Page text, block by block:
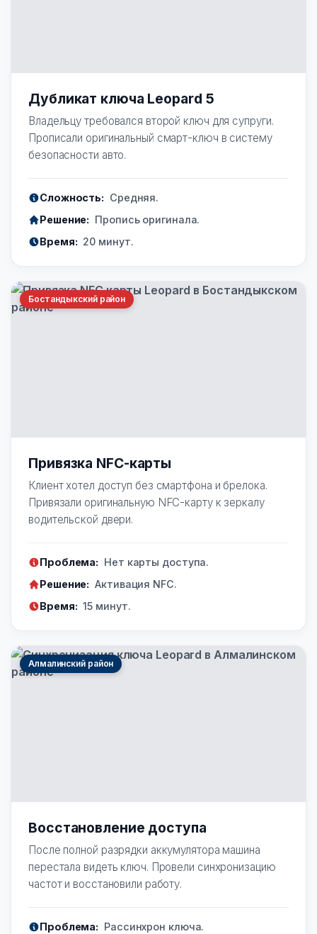
Дубликат ключа Leopard 5
Владельцу требовался второй ключ для супруги.
Прописали оригинальный смарт-ключ в систему
безопасности авто.
Сложность: Средняя.
Решение: Пропись оригинала.
Время: 20 минут.
Бостандыкский район
Привязка NFC-карты
Клиент хотел доступ без смартфона и брелока.
Привязали оригинальную NFC-карту к зеркалу
водительской двери.
Проблема: Нет карты доступа.
Решение: Активация NFC.
Время: 15 минут.
Алмалинский район
Восстановление доступа
После полной разрядки аккумулятора машина
перестала видеть ключ. Провели синхронизацию
частот и восстановили работу.
Проблема: Рассинхрон ключа.